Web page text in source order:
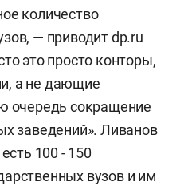
количество
— приводит dp.ru
это просто конторы,
а не дающие
очередь сокращение
заведений». Ливанов
100 - 150
вузов и им